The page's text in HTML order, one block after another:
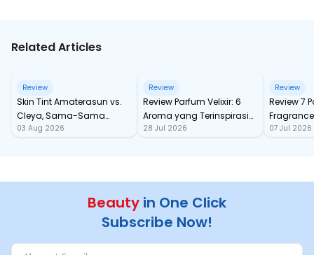
Related Articles
Review
Skin Tint Amaterasun vs.
Cleya, Sama-Sama
dengan SPF, Mana yang
03 Aug 2026
Review
Review Parfum Velixir: 6
Aroma yang Terinspirasi
dari Karakter Mitologi
28 Jul 2026
Review
Review 7
tahan
07 Jul 2026
Beauty in One Click
Subscribe Now!